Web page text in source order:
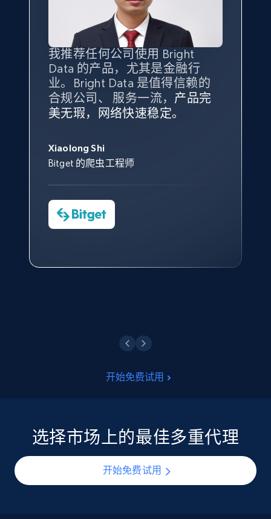
我推荐任何公司使用 Bright
Data 的产品，尤其是金融行
业。Bright Data 是值得信赖的
合规公司、 服务一流， 产品完
美无瑕，网络快速稳定。
Xiaolong Shi
Bitget 的爬虫工程师
Bright Data 拥有自有代理基础
设施，助您持续获取网络数据。
帮助您轻松绕过烦人的验证码
（CAPTCHA）。
数据科学专家
根据我的使用体验，Bright Data
的服务价值不可估量。Bright
共网络数据以满足需求，并通过
其支持团队和开发团队，让我们
Charmagne Cruz
—— Shopee Philippines Inc. 报告与分析、
最重要的是拥有质量 最好、
最多的数据，而这正是 Bright
Data 和 tgndata 发挥作用的地
方。
tgndata 的首席执行官 (CEO)
我们对 Bright Data 的可靠性印
象深刻，对整体服务也非常满
沟通，他的协助对我们非常有帮
助。
Convert Group 的 CTO
我们对与 Bright Data 的合作感
到非常满意。各方面都很不错，
服务和支持团队也非常认可。
开始免费试用
选择市场上的最佳多重代理
开始免费试用